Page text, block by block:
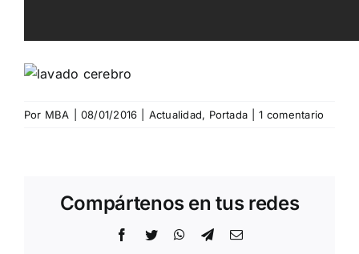
Por MBA 08/01/2016 Actualidad, Portada 1 comentario
Compártenos en tus redes
Facebook
Twitter WhatsApp
TelegramCorreo